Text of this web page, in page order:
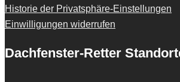
Historie der Privatsphäre-Einstellungen
Einwilligungen widerrufen
Dachfenster-Retter